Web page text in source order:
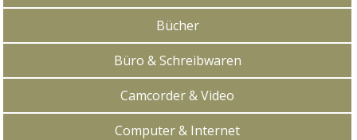
Bücher
Büro & Schreibwaren
Camcorder & Video
Computer & Internet